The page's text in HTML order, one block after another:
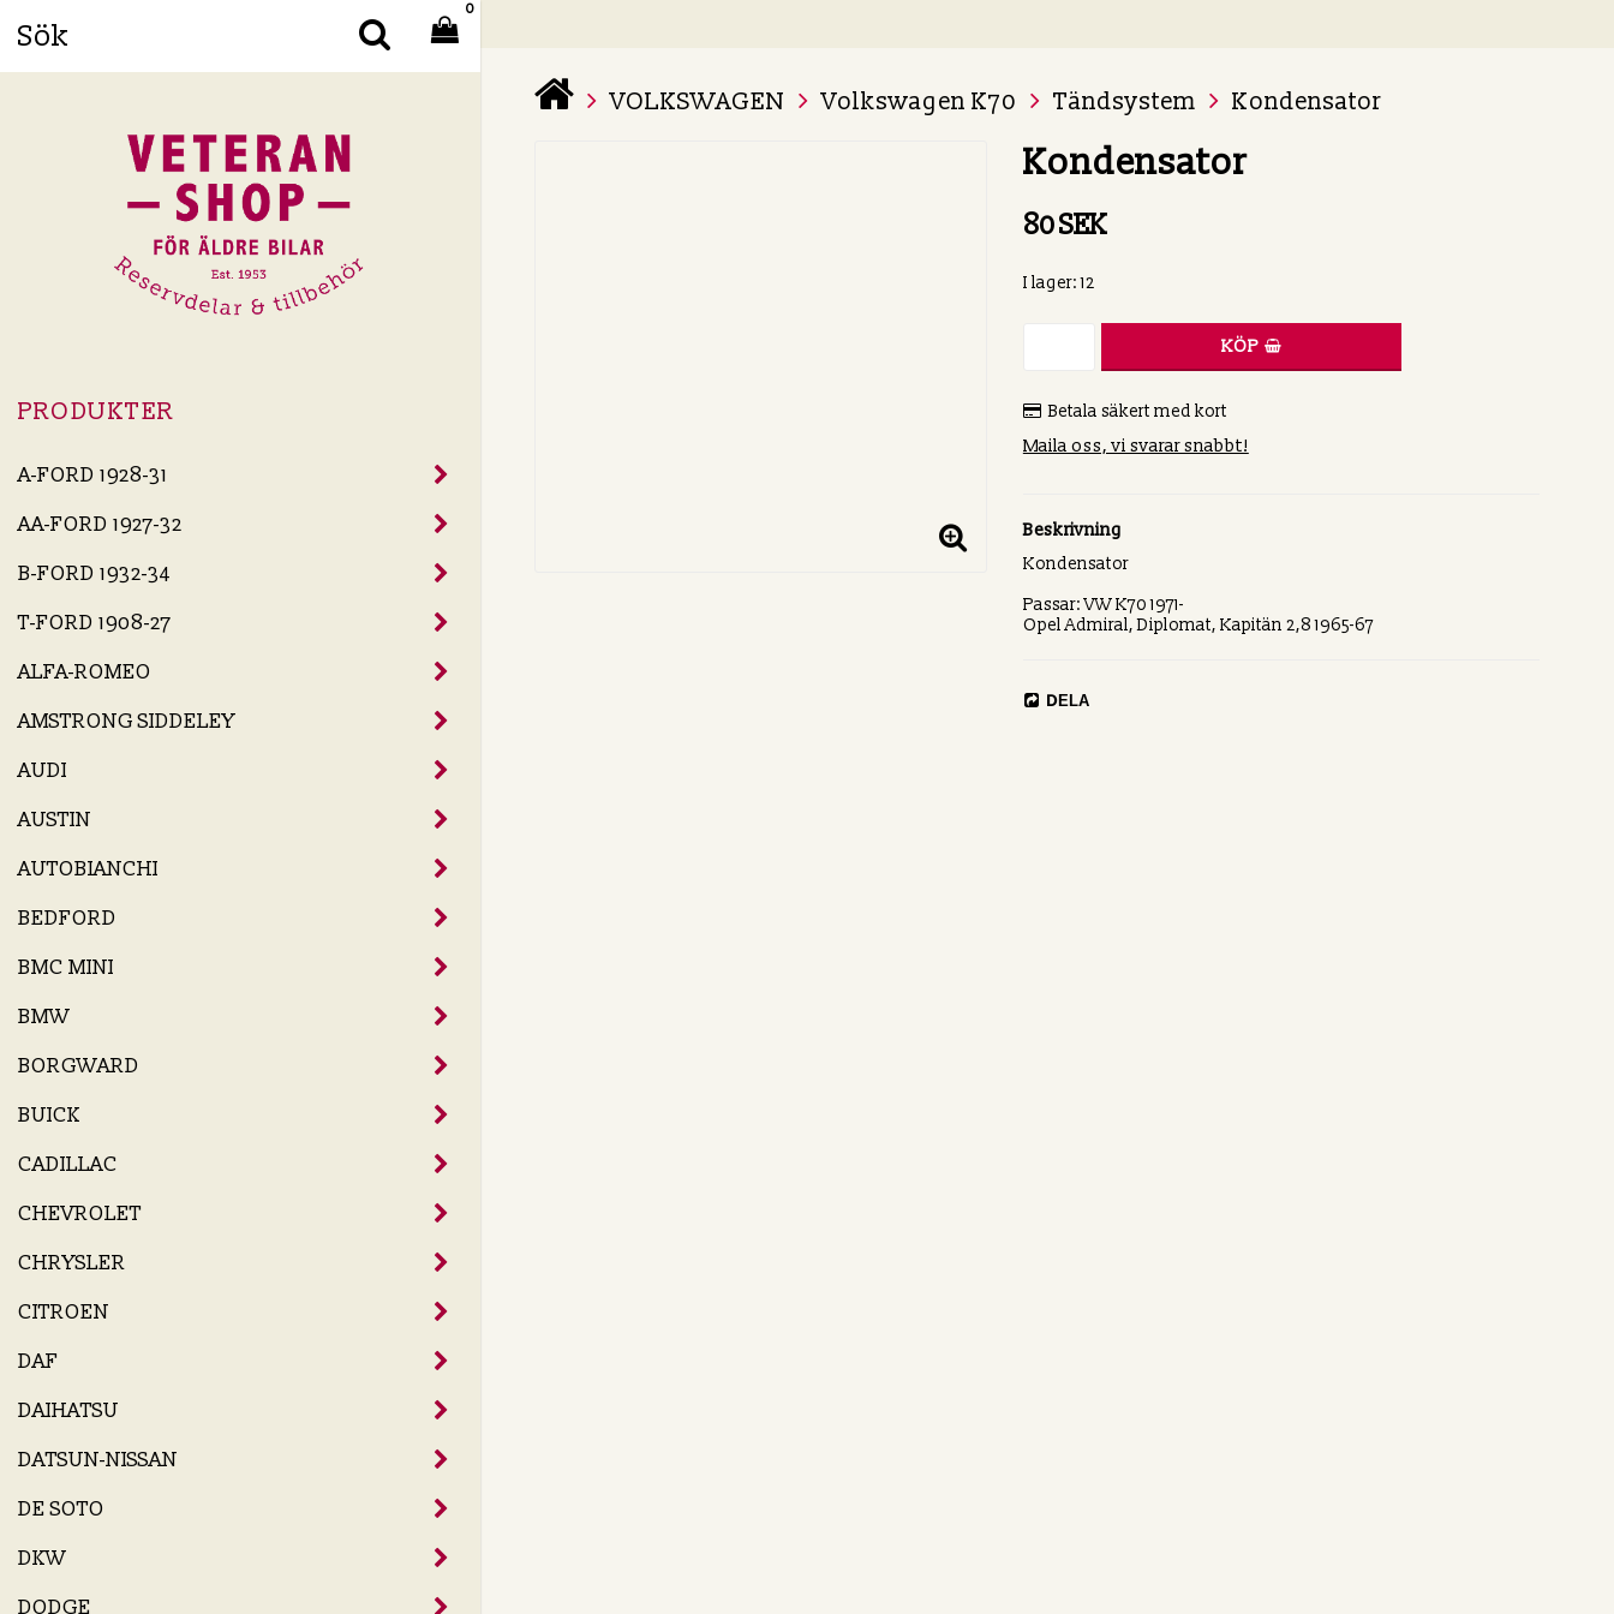
0
Din varukorg är tom
PRODUKTER
A-FORD 1928-31
AA-FORD 1927-32
B-FORD 1932-34
T-FORD 1908-27
ALFA-ROMEO
AMSTRONG SIDDELEY
AUDI
AUSTIN
AUTOBIANCHI
BEDFORD
BMC MINI
BMW
BORGWARD
BUICK
CADILLAC
CHEVROLET
CHRYSLER
CITROEN
DAF
DAIHATSU
DATSUN-NISSAN
DE SOTO
DKW
DODGE
VOLKSWAGEN Volkswagen K70 Tändsystem Kondensator
Kondensator
80 SEK
I lager: 12
KÖP
Betala säkert med kort
Maila oss, vi svarar snabbt!
Beskrivning
Kondensator
Passar: VW K70 1971-
Opel Admiral, Diplomat, Kapitän 2,8 1965-67
DELA